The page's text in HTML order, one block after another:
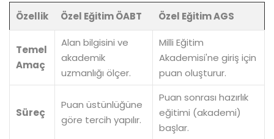
Özellik Özel Eğitim ÖABT Özel Eğitim AGS
Temel
Amaç
Alan bilgisini ve
akademik
uzmanlığı ölçer.
Milli Eğitim
Akademisi'ne giriş için
puan oluşturur.
Süreç
Puan üstünlüğüne
göre tercih yapılır.
Puan sonrası hazırlık
eğitimi (akademi)
başlar.